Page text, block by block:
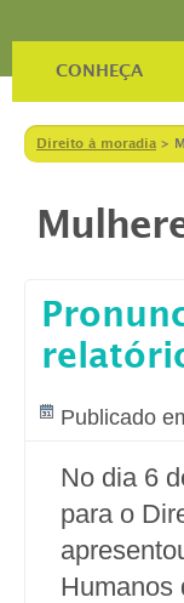
CONHEÇA
Direito à moradia >
Publicado
No dia 6
para o
Humanos